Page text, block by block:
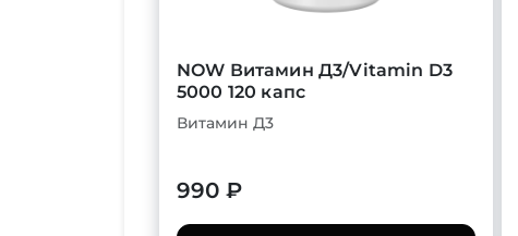
NOW Витамин Д3/Vitamin D3
5000 120 капс
Витамин Д3
990 ₽